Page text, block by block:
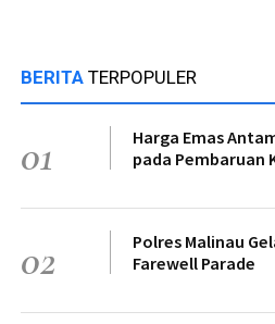
BERITA TERPOPULER
01
Harga Emas
pada Pembaruan
02
Polres Malinau
Farewell Parade